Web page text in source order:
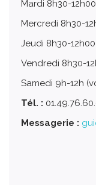
Mardi 8h30-
Mercredi 8h30-
Jeudi 8h30-
Vendredi 8h30-
Samedi 9h-12h
Tél. :
Messagerie :